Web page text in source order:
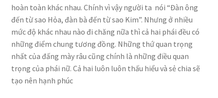
hoàn toàn khác nhau. Chính vì vậy người ta nói “Đàn ông
đến từ sao Hỏa, đàn bà đến từ sao Kim”. Nhưng ở nhiều
mức độ khác nhau nào đi chăng nữa thì cả hai phái đều có
những điểm chung tương đồng. Những thứ quan trọng
nhất của đấng mày râu cũng chính là những điều quan
trọng của phái nữ. Cả hai luôn luôn thấu hiểu và sẻ chia sẽ
tạo nên hạnh phúc